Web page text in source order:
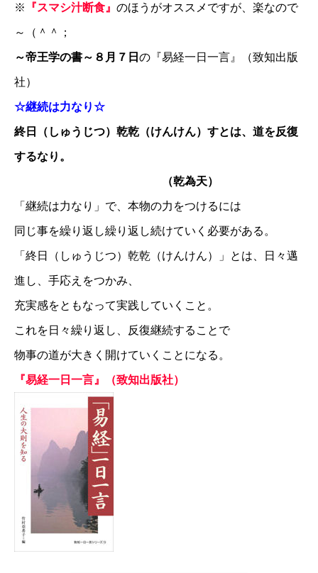
※ 『スマシ汁断食』 のほうがオススメですが、楽なので
～（＾＾；
～帝王学の書～８月７日 の『易経一日一言』（致知出版
社）
☆継続は力なり☆
終日（しゅうじつ）乾乾（けんけん）すとは、道を反復
するなり。
（乾為天）
「継続は力なり」で、本物の力をつけるには
同じ事を繰り返し繰り返し続けていく必要がある。
「終日（しゅうじつ）乾乾（けんけん）」とは、日々邁
進し、手応えをつかみ、
充実感をともなって実践していくこと。
これを日々繰り返し、反復継続することで
物事の道が大きく開けていくことになる。
『易経一日一言』（致知出版社）